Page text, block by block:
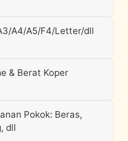
A4/A5/F4/Letter/dll
& Berat Koper
Pokok: Beras,
dll